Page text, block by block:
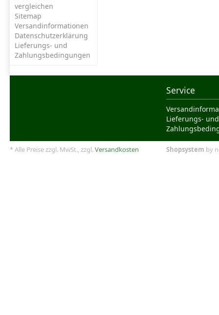
vergleichen
Sitemap
Versandinformationen
Datenschutzerklärung
Lieferungs- und
Zahlungsbedingungen
Service
Lieferungs- und
* Alle Preise zzgl. MwSt., zzgl.Versandkosten Shopsystem by